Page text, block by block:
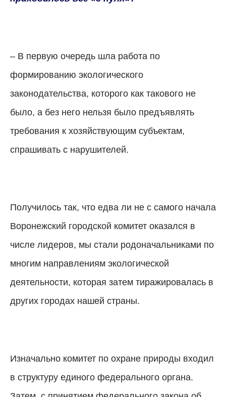
– В первую очередь шла работа по
формированию экологического
законодательства, которого как такового не
было, а без него нельзя было предъявлять
требования к хозяйствующим субъектам,
спрашивать с нарушителей.
Получилось так, что едва ли не с самого начала
Воронежский городской комитет оказался в
числе лидеров, мы стали родоначальниками по
многим направлениям экологической
деятельности, которая затем тиражировалась в
других городах нашей страны.
Изначально комитет по охране природы входил
в структуру единого федерального органа.